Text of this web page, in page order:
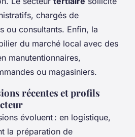
chargés de
ou consultants. Enfin, la
du marché local avec des
manutentionnaires,
ou magasiniers.
récentes et profils
évoluent : en logistique,
la préparation de